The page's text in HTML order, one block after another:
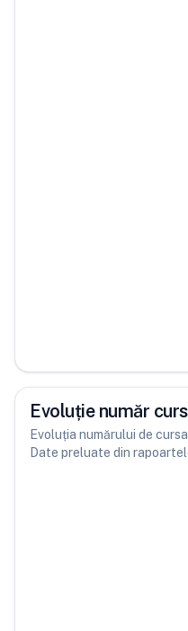
Evoluție număr
Evoluția numărului de
Date preluate din